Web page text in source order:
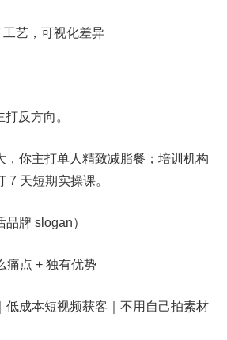
艺，可视化差异
反方向。
，你主打单人精致减脂餐；培训机构
7 天短期实操课。
牌 slogan）
痛点 + 独有优势
低成本短视频获客｜不用自己拍素材